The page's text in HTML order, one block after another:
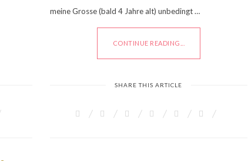
meine Grosse (bald 4 Jahre alt) unbedingt …
CONTINUE READING...
SHARE THIS ARTICLE